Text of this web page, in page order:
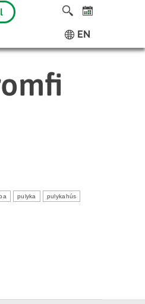
EN
pulyka pulykahús